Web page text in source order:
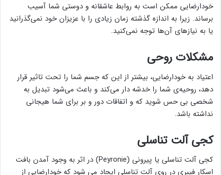
خودارضایی ممکن است به روابط عاشقانه و دوستی شما آسیب
برساند. زیرا به اندازه گذشته زمان زیادی را با عزیزان خود نمی‌گذرانید
یا به نیازهای آن‌ها توجه نمی‌کنید.
مشکلات روحی
اعتیاد به خودارضایی، بیشتر از این که جسم شما را تحت تاثیر قرار
دهد، روحیه‌ی شما را خدشه دار می‌کند و باعث می‌شود تبدیل به
شخصی بی حس شوید که و اتفاقات دور و بر برای شما هیجانی
نداشته باشد.
کجی آلت تناسلی
کجی آلت تناسلی یا پیرونی (Peyronie) در اثر به وجود آمدن بافت
اسکار فیبری در روی آلت تناسلی ایجاد می شود که خودارضایی از